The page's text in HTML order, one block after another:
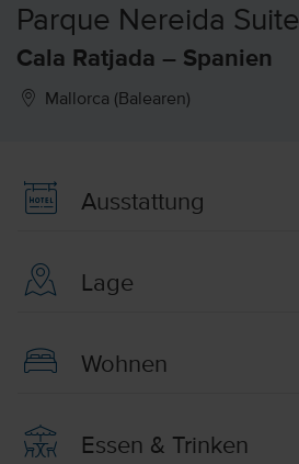
Parque Nereida
Cala Ratjada – Spanien
Mallorca (Balearen)
Ausstattung
Lage
Wohnen
Essen & Trinken